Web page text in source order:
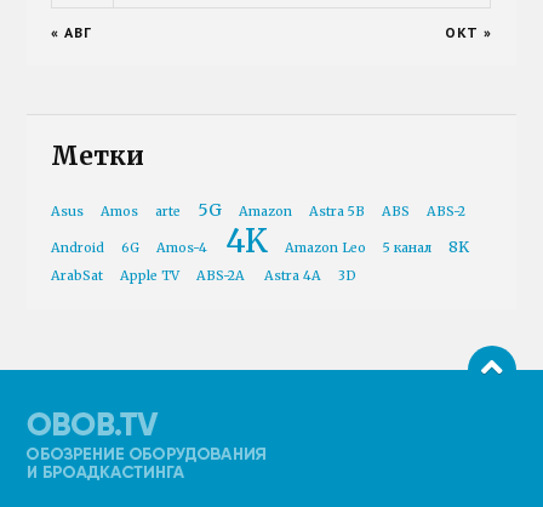
« АВГ ОКТ »
Метки
Asus Amos arte 5G Amazon Astra 5B ABS ABS-2
Android 6G Amos-4 4K Amazon Leo 5 канал 8K
ArabSat Apple TV ABS-2A Astra 4A 3D